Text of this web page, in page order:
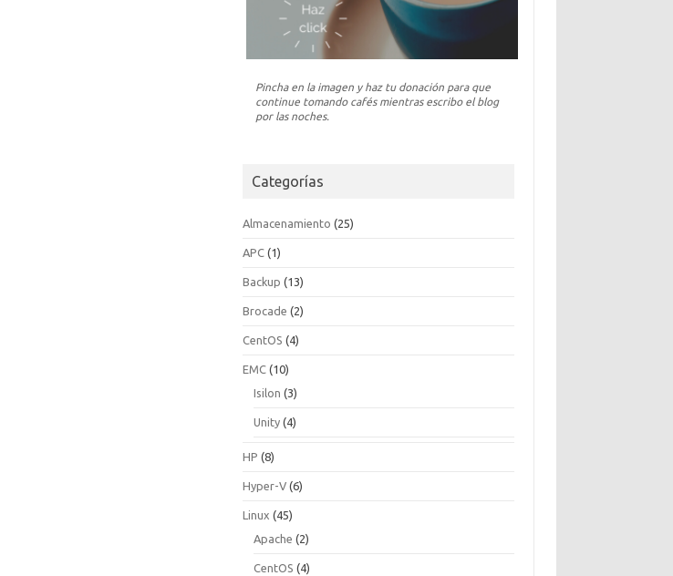
Pincha en la imagen y haz tu donación para que
continue tomando cafés mientras escribo el blog
por las noches.
Categorías
Almacenamiento (25)
APC (1)
Backup (13)
Brocade (2)
CentOS (4)
EMC (10)
Isilon (3)
Unity (4)
HP (8)
Hyper-V (6)
Linux (45)
Apache (2)
CentOS (4)